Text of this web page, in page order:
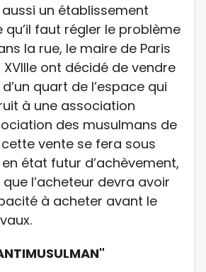
un établissement
qu’il faut régler le problème
la rue, le maire de Paris
ont décidé de vendre
quart de l’espace qui
à une association
des musulmans de
cette vente se fera sous
état futur d’achèvement,
l’acheteur devra avoir
à acheter avant le